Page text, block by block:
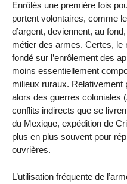
Enrôlés une première fois
portent volontaires, comme
d’argent, deviennent, au
métier des armes. Certes, le
fondé sur l’enrôlement des
moins essentiellement
milieux ruraux. Relativement
alors des guerres coloniales
conflits indirects que se
du Mexique, expédition de
plus en plus souvent pour
ouvrières.
L’utilisation fréquente de